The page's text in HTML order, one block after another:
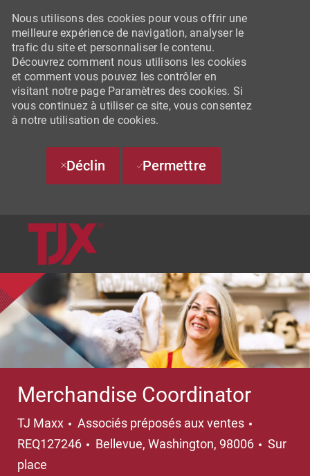
SKIP TO MAIN CONTENT
Nous utilisons des cookies pour vous offrir une
meilleure expérience de navigation, analyser le
trafic du site et personnaliser le contenu.
Découvrez comment nous utilisons les cookies
et comment vous pouvez les contrôler en
visitant notre page Paramètres des cookies. Si
vous continuez à utiliser ce site, vous consentez
à notre utilisation de cookies.
Déclin Permettre
Merchandise Coordinator
TJ Maxx Catégorie
Associés préposés aux ventes
REQ127246
Emplacement
Bellevue, Washington, 98006
Sur
place